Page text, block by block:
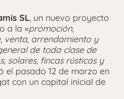
SL, un nuevo proyecto
a la «promoción,
venta, arrendamiento y
de toda clase de
solares, fincas rústicas y
el pasado 12 de marzo en
con un capital inicial de